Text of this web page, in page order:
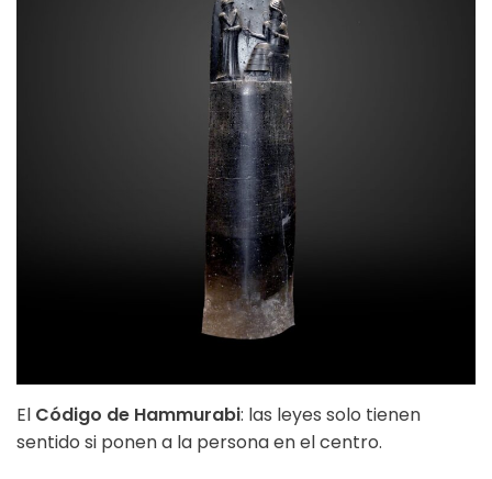
El Código de Hammurabi: las leyes solo tienen
sentido si ponen a la persona en el centro.